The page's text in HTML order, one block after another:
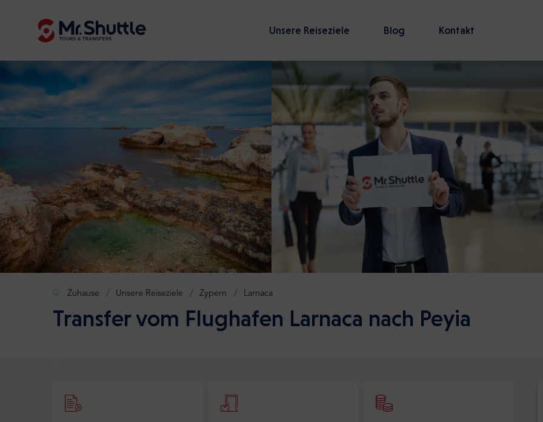
Unsere Reiseziele Blog Kontakt
Zuhause Unsere Reiseziele Zypern Larnaca
Transfer vom Flughafen Larnaca nach Peyia